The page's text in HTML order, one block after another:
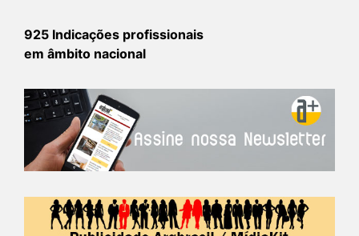
925 Indicações profissionais
em âmbito nacional